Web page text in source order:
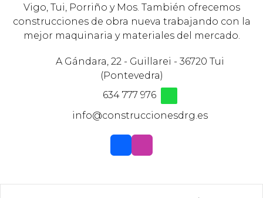
Vigo, Tui, Porriño y Mos. También ofrecemos
construcciones de obra nueva trabajando con la
mejor maquinaria y materiales del mercado.
A Gándara, 22 - Guillarei - 36720 Tui
(Pontevedra)
634 777 976
info@construccionesdrg.es